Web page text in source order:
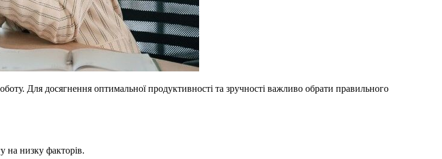
Для досягнення оптимальної продуктивності та зручності важливо обрати правильного
на низку факторів.